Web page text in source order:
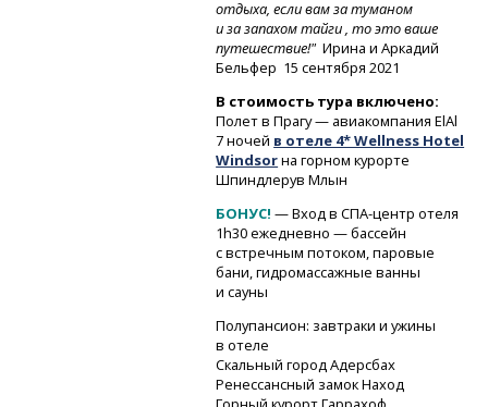
отдыха, если вам за туманом
и за запахом тайги , то это ваше
путешествие!" Ирина и Аркадий
Бельфер 15 сентября 2021
В стоимость тура включено:
Полет в Прагу — авиакомпания ElAl
7 ночей в отеле 4* Wellness Hotel
Windsorна горном курорте
Шпиндлерув Млын
БОНУС! — Входв СПА-центр отеля
1h30 ежедневно — бассейн
с встречным потоком, паровые
бани, гидромассажные ванны
и сауны
Полупансион: завтраки и ужины
в отеле
Скальный город Адерс­бах
Ренессансный замок Наход